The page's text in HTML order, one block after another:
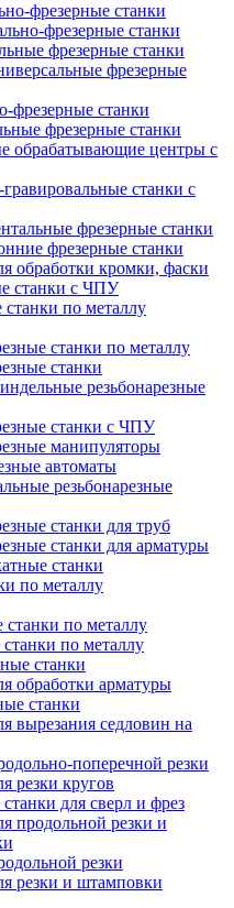
фрезерные станки
фрезерные станки
фрезерные станки
фрезерные
фрезерные станки
фрезерные станки
обрабатывающие центры с
станки с
фрезерные станки
фрезерные станки
обработки кромки, фаски
станки с ЧПУ
станки по металлу
станки по металлу
станки
резьбонарезные
станки с ЧПУ
манипуляторы
автоматы
резьбонарезные
станки для труб
станки для арматуры
станки
по металлу
станки по металлу
по металлу
станки
обработки арматуры
станки
вырезания седловин на
поперечной резки
резки кругов
для сверл и фрез
продольной резки и
резки
резки и штамповки